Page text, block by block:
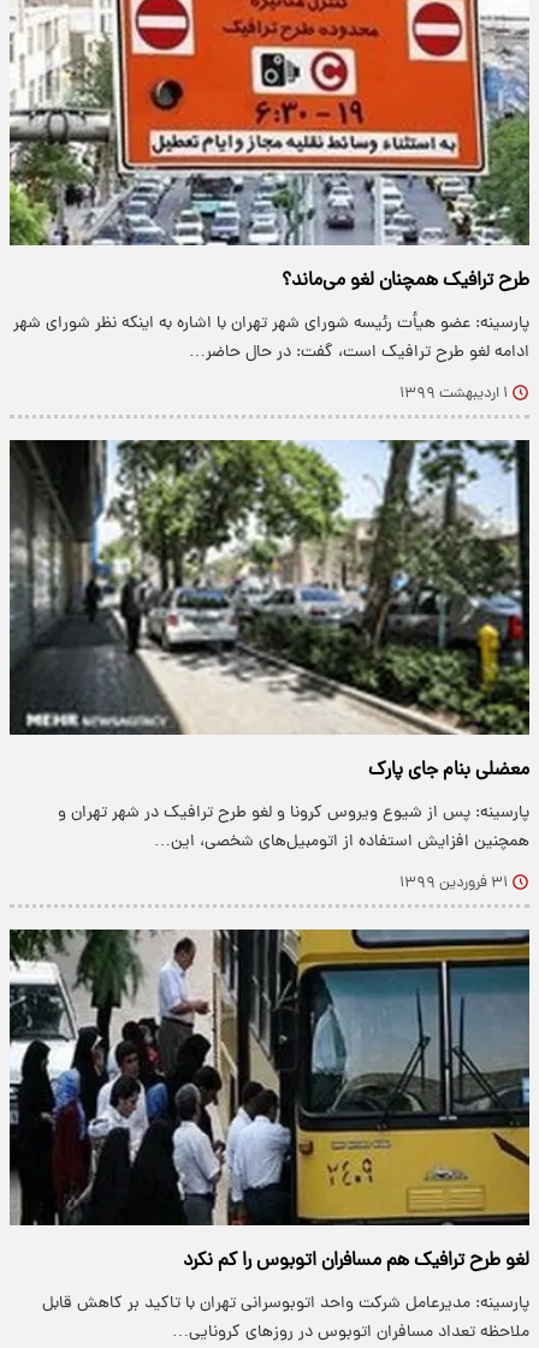
طرح ترافیک همچنان لغو می‌ماند؟
پارسینه: عضو هیأت رئیسه شورای شهر تهران با اشاره به اینکه نظر شورای شهر
ادامه لغو طرح ترافیک است، گفت: در حال حاضر…
۱ اردیبهشت ۱۳۹۹
معضلی بنام جای پارک
پارسینه: پس از شیوع ویروس کرونا و لغو طرح ترافیک در شهر تهران و
همچنین افزایش استفاده از اتومبیل‌های شخصی، این…
۳۱ فروردین ۱۳۹۹
لغو طرح ترافیک هم مسافران اتوبوس را کم نکرد
پارسینه: مدیرعامل شرکت واحد اتوبوسرانی تهران با تاکید بر کاهش قابل
ملاحظه تعداد مسافران اتوبوس در روزهای کرونایی…